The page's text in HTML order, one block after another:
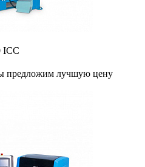
ICC
предложим лучшую цену